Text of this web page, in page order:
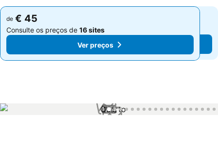
de € 45
Consulte os preços de 16 sites
Ver preços
de € 45
Consulte os preços de 16 sites
Ver preços
1 / 55